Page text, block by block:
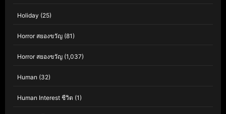
Holiday (25)
Horror สยองขวัญ (81)
Horror สยองขวัญ (1,037)
Human (32)
Human Interest ชีวิต (1)